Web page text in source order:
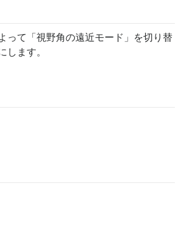
って「視野角の遠近モード」を切り替
します。